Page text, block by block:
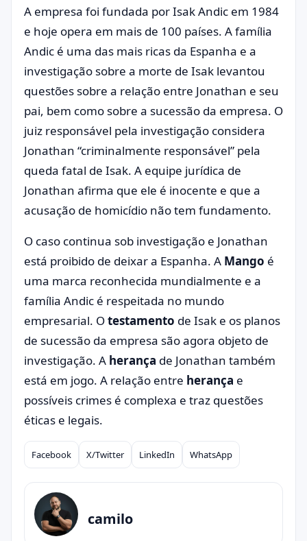
A empresa foi fundada por Isak Andic em 1984
e hoje opera em mais de 100 países. A família
Andic é uma das mais ricas da Espanha e a
investigação sobre a morte de Isak levantou
questões sobre a relação entre Jonathan e seu
pai, bem como sobre a sucessão da empresa. O
juiz responsável pela investigação considera
Jonathan “criminalmente responsável” pela
queda fatal de Isak. A equipe jurídica de
Jonathan afirma que ele é inocente e que a
acusação de homicídio não tem fundamento.
O caso continua sob investigação e Jonathan
está proibido de deixar a Espanha. A Mango é
uma marca reconhecida mundialmente e a
família Andic é respeitada no mundo
empresarial. Otestamento de Isak e os planos
de sucessão da empresa são agora objeto de
investigação. A herança de Jonathan também
está em jogo. A relação entre herança e
possíveis crimes é complexa e traz questões
éticas e legais.
Compartilhar
Facebook X/Twitter LinkedIn WhatsApp
camilo